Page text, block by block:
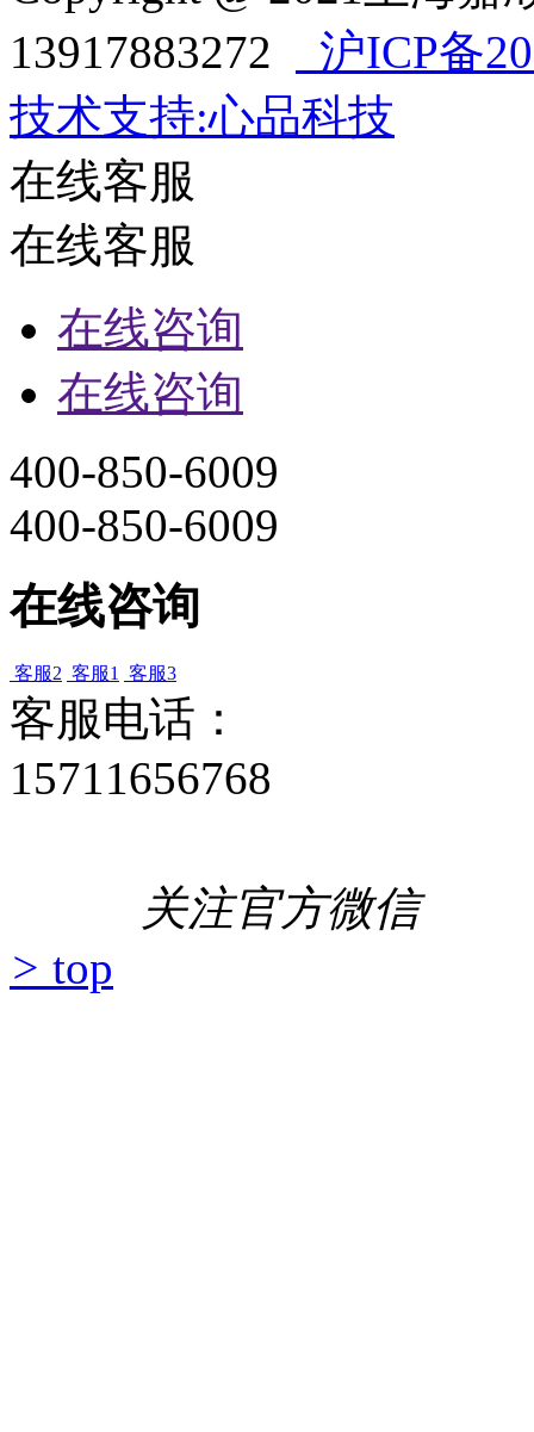
13917883272
沪ICP备
技术支持:心品科技
在线客服
在线客服
在线咨询
在线咨询
400-850-6009
400-850-6009
在线咨询
客服2 客服1 客服3
客服电话：
15711656768
关注官方微信
> top